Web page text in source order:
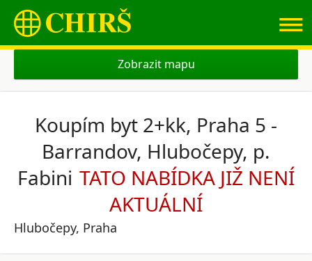
≡
Zobrazit mapu
Koupím byt 2+kk, Praha 5 -
Barrandov, Hlubočepy, p.
Fabini
Hlubočepy, Praha